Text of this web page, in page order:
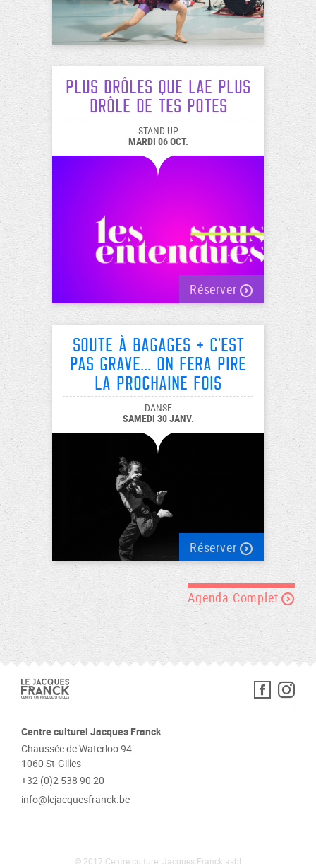
Plus drôles que lae plus
drôle de tes potes
STAND UP
MARDI 06 OCT.
Réserver
Soute à Bagages + C'est
pas grave... on fera pire
la prochaine fois
DANSE
SAMEDI 30 JANV.
Réserver
Agenda Complet
Centre culturel Jacques Franck
Chaussée de Waterloo 94
1060 St-Gilles
+32 (0)2 538 90 20
info@lejacquesfranck.be
© 2017 Centre culturel Jacques Franck asbl